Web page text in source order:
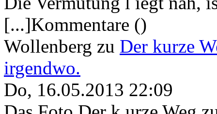
[...]Kommentare ()
Wollenberg zu Der kurze
irgendwo.
Do, 16.05.2013 22:09